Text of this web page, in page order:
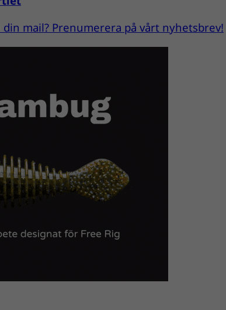
mail? Prenumerera på vårt nyhetsbrev!